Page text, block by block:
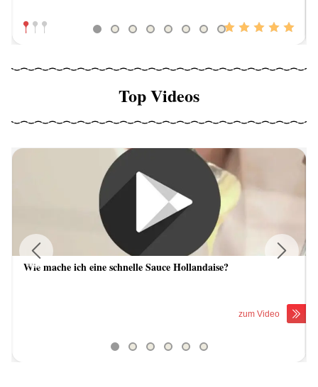
Top Videos
Wie mache ich eine schnelle Sauce Hollandaise?
zum Video
Previous